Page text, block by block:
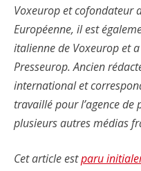
Voxeurop et cofondateur
Européenne, il est
italienne de Voxeurop et
Presseurop. Ancien
international et
travaillé pour l’agence de
plusieurs autres médias
Cet article estparu